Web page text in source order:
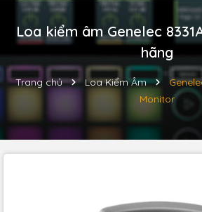
Loa kiểm âm Genelec
hãng
Trang chủ Loa Kiểm Âm
Monitor